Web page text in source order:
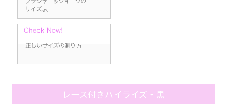
レース付きハイライズ・黒